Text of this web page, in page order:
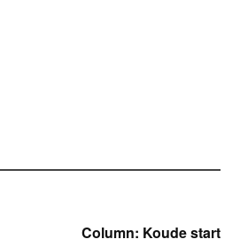
Column: Koude start